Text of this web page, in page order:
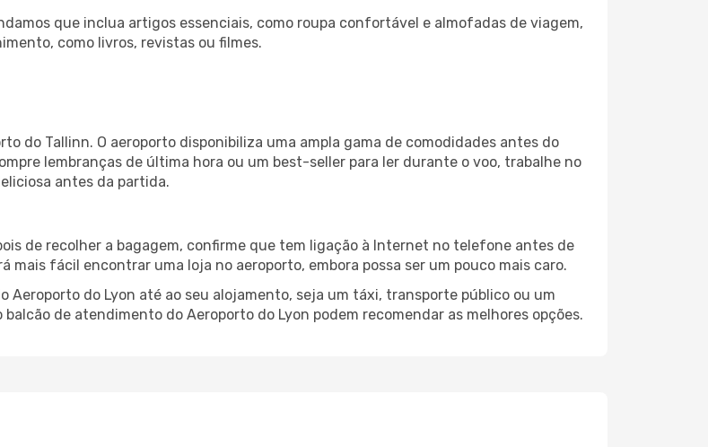
que inclua artigos essenciais, como roupa confortável e almofadas de viagem,
como livros, revistas ou filmes.
do Tallinn. O aeroporto disponibiliza uma ampla gama de comodidades antes do
lembranças de última hora ou um best-seller para ler durante o voo, trabalhe no
antes da partida.
de recolher a bagagem, confirme que tem ligação à Internet no telefone antes de
mais fácil encontrar uma loja no aeroporto, embora possa ser um pouco mais caro.
Aeroporto do Lyon até ao seu alojamento, seja um táxi, transporte público ou um
de atendimento do Aeroporto do Lyon podem recomendar as melhores opções.